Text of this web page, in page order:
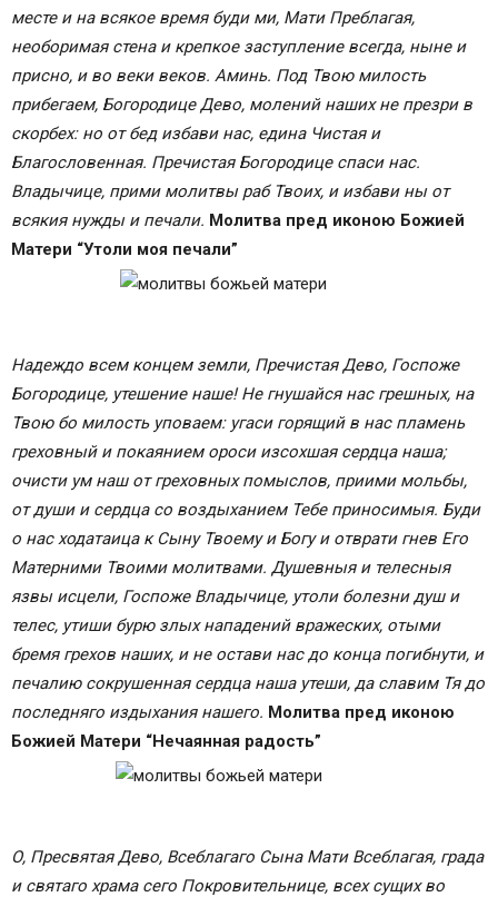
месте и на всякое время буди ми, Мати Преблагая,
необоримая стена и крепкое заступление всегда, ныне и
присно, и во веки веков. Аминь. Под Твою милость
прибегаем, Богородице Дево, молений наших не презри в
скорбех: но от бед избави нас, едина Чистая и
Благословенная. Пречистая Богородице спаси нас.
Владычице, прими молитвы раб Твоих, и избави ны от
всякия нужды и печали. Молитва пред иконою Божией
Матери “Утоли моя печали”
Надеждо всем концем земли, Пречистая Дево, Госпоже
Богородице, утешение наше! Не гнушайся нас грешных, на
Твою бо милость уповаем: угаси горящий в нас пламень
греховный и покаянием ороси изсохшая сердца наша;
очисти ум наш от греховных помыслов, приими мольбы,
от души и сердца со воздыханием Тебе приносимыя. Буди
о нас ходатаица к Сыну Твоему и Богу и отврати гнев Его
Матерними Твоими молитвами. Душевныя и телесныя
язвы исцели, Госпоже Владычице, утоли болезни душ и
телес, утиши бурю злых нападений вражеских, отыми
бремя грехов наших, и не остави нас до конца погибнути, и
печалию сокрушенная сердца наша утеши, да славим Тя до
последняго издыхания нашего. Молитва пред иконою
Божией Матери “Нечаянная радость”
О, Пресвятая Дево, Всеблагаго Сына Мати Всеблагая, града
и святаго храма сего Покровительнице, всех сущих во